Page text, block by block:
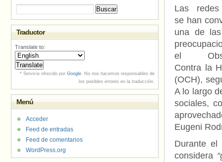
Las redes
se han
una de
el
Contra la
(OCH),
A lo largo
sociales,
Eugeni
Durante el
considera
Traductor
Translate to:
* Servicio ofrecido por Google. No nos hacemos responsables de
los posibles errores en la traducción.
Menú
Acceder
Feed de entradas
Feed de comentarios
WordPress.org